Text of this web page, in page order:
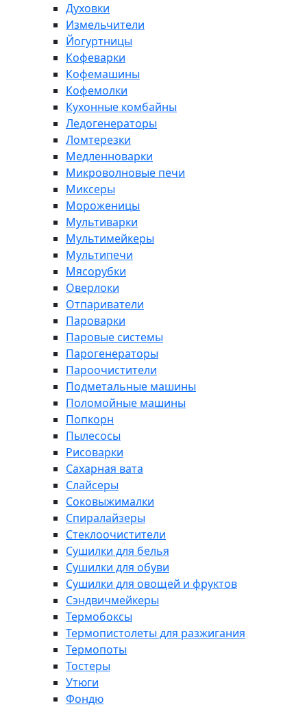
Духовки
Измельчители
Йогуртницы
Кофеварки
Кофемашины
Кофемолки
Кухонные комбайны
Ледогенераторы
Ломтерезки
Медленноварки
Микроволновые печи
Миксеры
Мороженицы
Мультиварки
Мультимейкеры
Мультипечи
Мясорубки
Оверлоки
Отпариватели
Пароварки
Паровые системы
Парогенераторы
Пароочистители
Подметальные машины
Поломойные машины
Попкорн
Пылесосы
Рисоварки
Сахарная вата
Слайсеры
Соковыжималки
Спиралайзеры
Стеклоочистители
Сушилки для белья
Сушилки для обуви
Сушилки для овощей и фруктов
Сэндвичмейкеры
Термобоксы
Термопистолеты для разжигания
Термопоты
Тостеры
Утюги
Фондю